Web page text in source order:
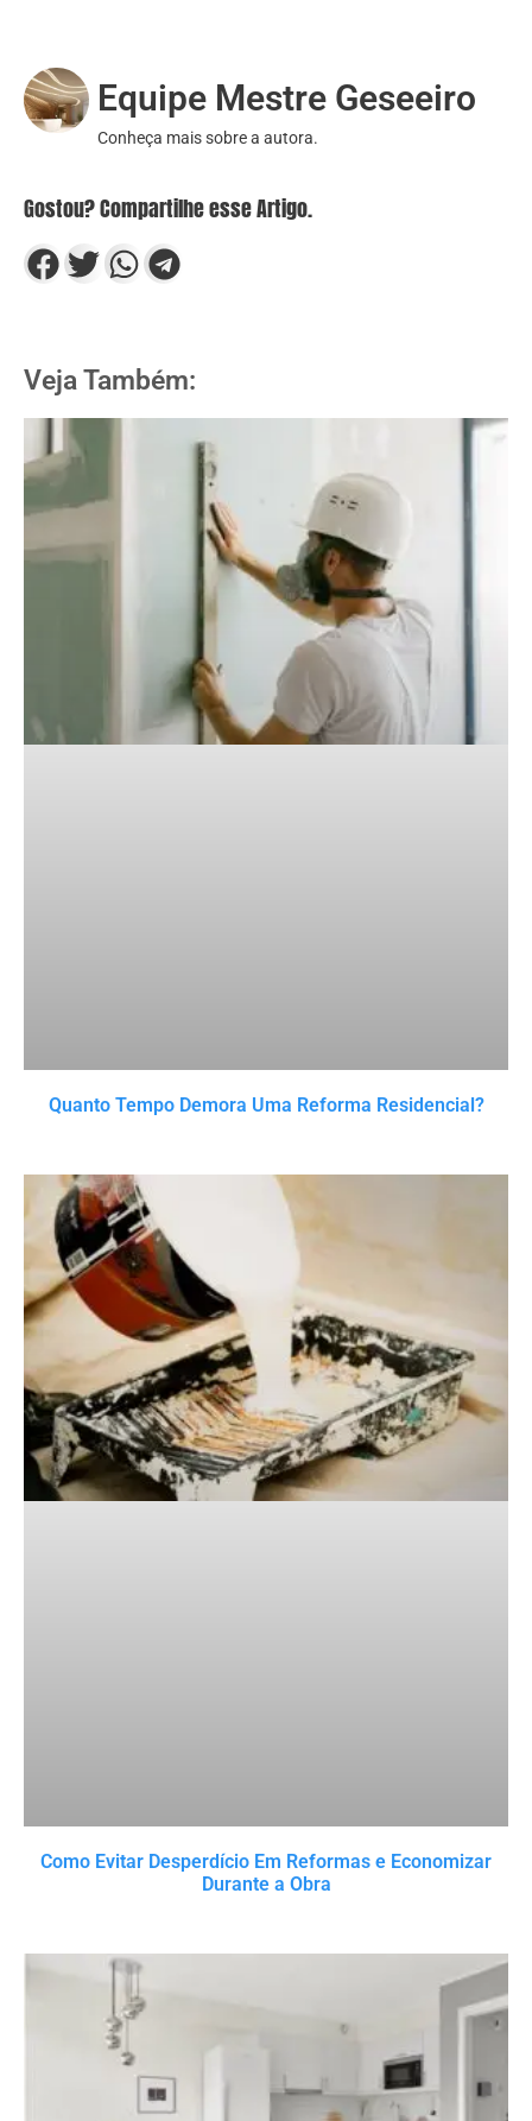
Equipe Mestre Geseeiro
Conheça mais sobre a autora.
Gostou? Compartilhe esse Artigo.
Veja Também:
Quanto Tempo Demora Uma Reforma Residencial?
Como Evitar Desperdício Em Reformas e Economizar
Durante a Obra